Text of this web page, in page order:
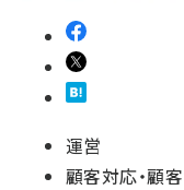
運営
顧客対応・顧